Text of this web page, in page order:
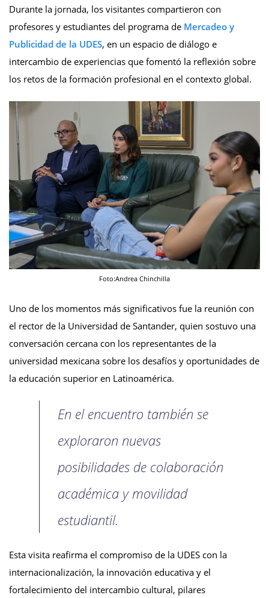
Durante la jornada, los visitantes compartieron con
profesores y estudiantes del programa de Mercadeo y
Publicidad de la UDES, en un espacio de diálogo e
intercambio de experiencias que fomentó la reflexión sobre
los retos de la formación profesional en el contexto global.
Foto:Andrea Chinchilla
Uno de los momentos más significativos fue la reunión con
el rector de la Universidad de Santander, quien sostuvo una
conversación cercana con los representantes de la
universidad mexicana sobre los desafíos y oportunidades de
la educación superior en Latinoamérica.
En el encuentro también se
exploraron nuevas
posibilidades de colaboración
académica y movilidad
estudiantil.
Esta visita reafirma el compromiso de la UDES con la
internacionalización, la innovación educativa y el
fortalecimiento del intercambio cultural, pilares